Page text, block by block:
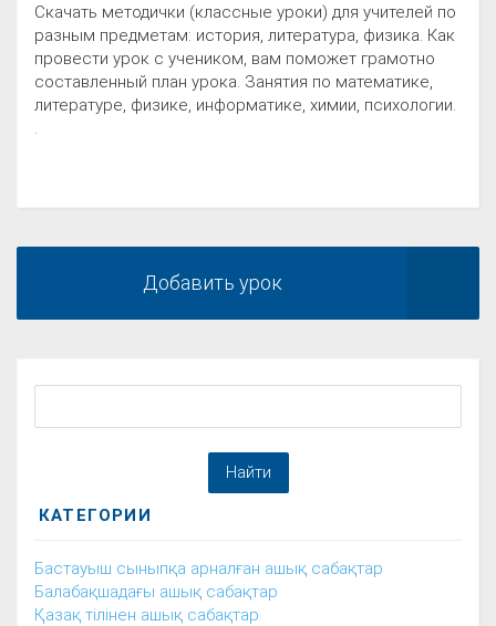
Скачать методички (классные уроки) для учителей по
разным предметам: история, литература, физика. Как
провести урок с учеником, вам поможет грамотно
составленный план урока. Занятия по математике,
литературе, физике, информатике, химии, психологии.
Добавить урок
КАТЕГОРИИ
Бастауыш сыныпқа арналған ашық сабақтар
Балабақшадағы ашық сабақтар
Қазақ тілінен ашық сабақтар